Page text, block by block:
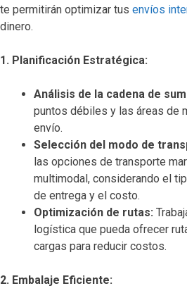
te permitirán optimizar tus envíos
dinero.
1. Planificación Estratégica:
Análisis de la cadena de
puntos débiles y las áreas de
envío.
Selección del modo de
las opciones de transporte
multimodal, considerando el
de entrega y el costo.
Optimización de rutas:
logística que pueda ofrecer
cargas para reducir costos.
2. Embalaje Eficiente: